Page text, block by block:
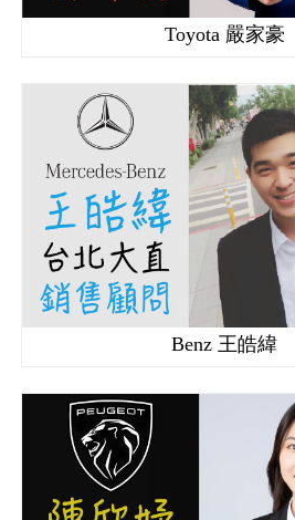
Toyota 嚴家豪
Benz 王皓緯